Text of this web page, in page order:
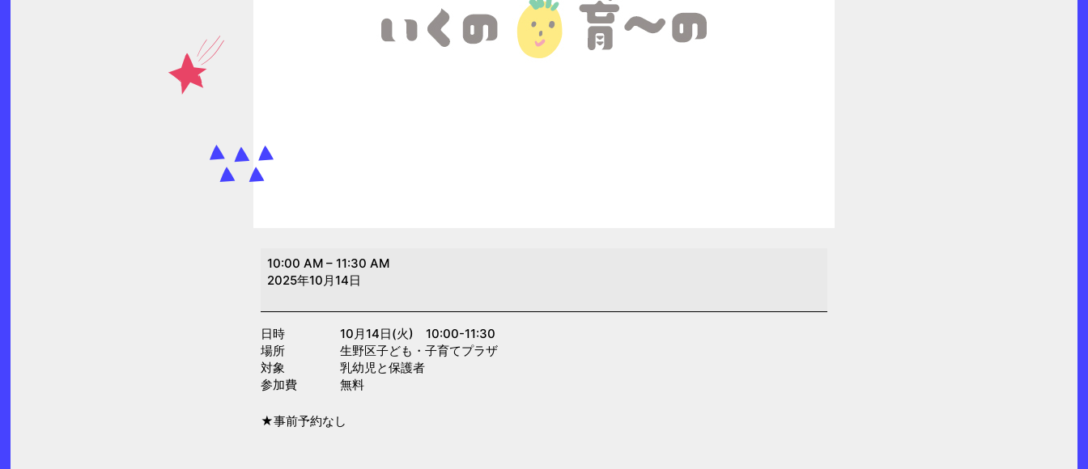
み
ん
つ
く
ろ
(プ
10:00 AM – 11:30 AM
2025年10月14日
日時 10月14日(火) 10:00-11:30
場所 生野区子ども・子育てプラザ
対象 乳幼児と保護者
参加費 無料
★事前予約なし